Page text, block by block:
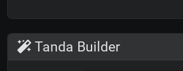
Tanda Builder